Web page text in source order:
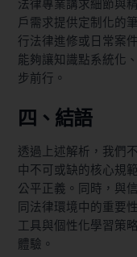
法律專業講求細節與
戶需求提供定制化的
行法律進修或日常案
能夠讓知識點系統化
步前行。
四、結語
透過上述解析，我們
中不可或缺的核心規
公平正義。同時，與
同法律環境中的重要
工具與個性化學習策
體驗。